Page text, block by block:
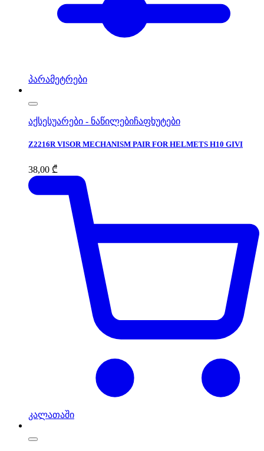
პარამეტრები
აქსესუარები - ნაწილებიჩაფხუტები
Z2216R VISOR MECHANISM PAIR FOR HELMETS H10 GIVI
38,00 ₾
კალათაში